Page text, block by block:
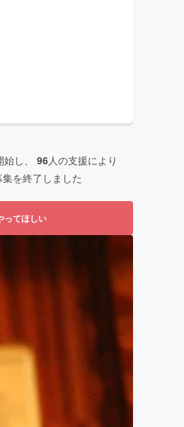
し、 96人の支援により
集を終了しました
ってほしい